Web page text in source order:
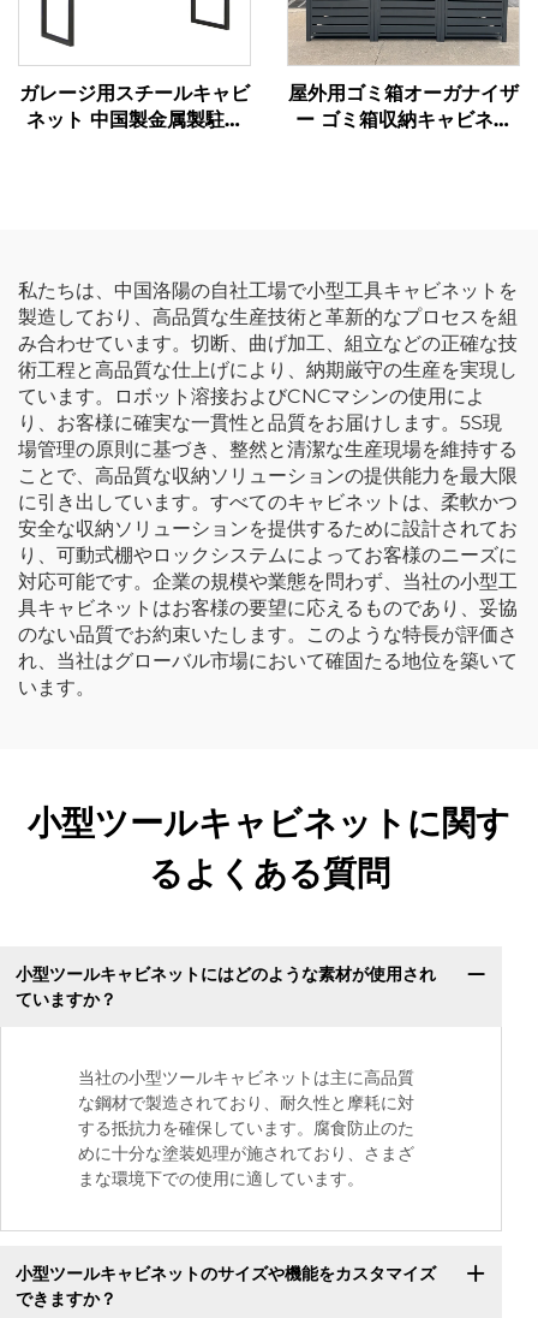
ガレージ用スチールキャビ
ネット 中国製金属製駐車
屋外用ゴミ箱オーガナイザ
ー ゴミ箱収納キャビネッ
私たちは、中国洛陽の自社工場で小型工具キャビネットを
製造しており、高品質な生産技術と革新的なプロセスを組
み合わせています。切断、曲げ加工、組立などの正確な技
術工程と高品質な仕上げにより、納期厳守の生産を実現し
ています。ロボット溶接およびCNCマシンの使用によ
り、お客様に確実な一貫性と品質をお届けします。5S現
場管理の原則に基づき、整然と清潔な生産現場を維持する
ことで、高品質な収納ソリューションの提供能力を最大限
に引き出しています。すべてのキャビネットは、柔軟かつ
安全な収納ソリューションを提供するために設計されてお
り、可動式棚やロックシステムによってお客様のニーズに
対応可能です。企業の規模や業態を問わず、当社の小型工
具キャビネットはお客様の要望に応えるものであり、妥協
のない品質でお約束いたします。このような特長が評価さ
れ、当社はグローバル市場において確固たる地位を築いて
います。
小型ツールキャビネットに関す
るよくある質問
小型ツールキャビネットにはどのような素材が使用され
ていますか？
当社の小型ツールキャビネットは主に高品質
な鋼材で製造されており、耐久性と摩耗に対
する抵抗力を確保しています。腐食防止のた
めに十分な塗装処理が施されており、さまざ
まな環境下での使用に適しています。
小型ツールキャビネットのサイズや機能をカスタマイズ
できますか？